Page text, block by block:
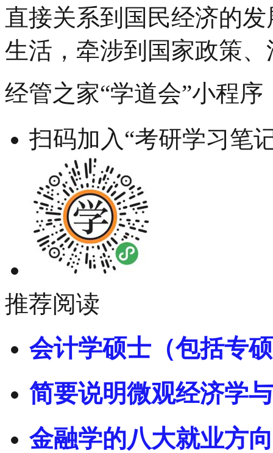
直接关系到国民经济的
生活，牵涉到国家政策
经管之家“学道会”小程序
扫码加入“考研学习笔
推荐阅读
会计学硕士（包括专
简要说明微观经济学
金融学的八大就业方